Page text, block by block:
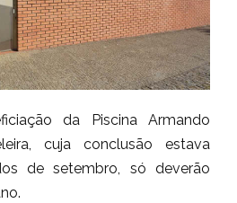
da Piscina Armando
cuja conclusão estava
de setembro, só deverão